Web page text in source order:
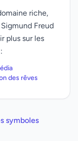
riche,
Freud
plus sur les
des rêves
symboles